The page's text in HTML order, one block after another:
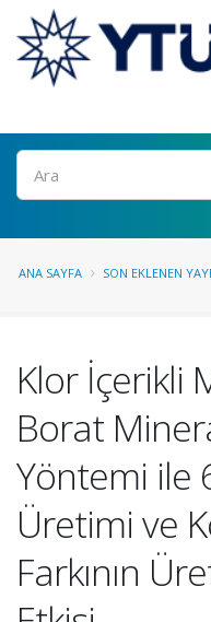
Ara
ANA SAYFA SON EKLENEN
Klor İçerikli
Borat
Yöntemi ile
Üretimi ve
Farkının